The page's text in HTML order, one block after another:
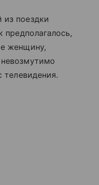
поездки
предполагалось,
женщину,
телевидения.